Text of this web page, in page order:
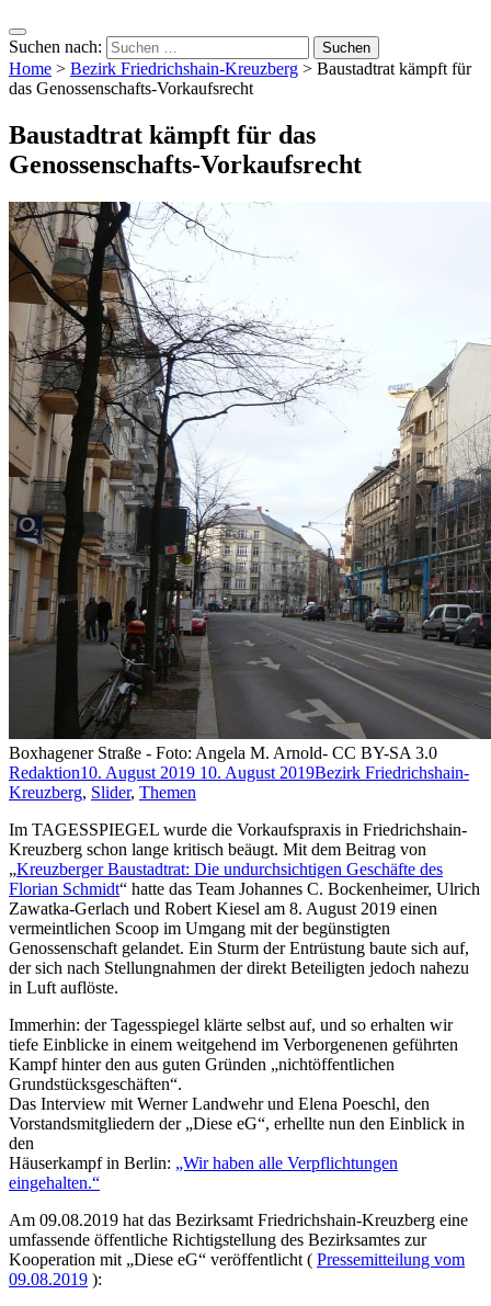
Suchen nach:
Home > Bezirk Friedrichshain-Kreuzberg > Baustadtrat kämpft für
das Genossenschafts-Vorkaufsrecht
Baustadtrat kämpft für das
Genossenschafts-Vorkaufsrecht
Boxhagener Straße - Foto: Angela M. Arnold- CC BY-SA 3.0
Redaktion10. August 2019 10. August 2019Bezirk Friedrichshain-
Kreuzberg, Slider, Themen
Im TAGESSPIEGEL wurde die Vorkaufspraxis in Friedrichshain-
Kreuzberg schon lange kritisch beäugt. Mit dem Beitrag von
„Kreuzberger Baustadtrat: Die undurchsichtigen Geschäfte des
Florian Schmidt“ hatte das Team Johannes C. Bockenheimer, Ulrich
Zawatka-Gerlach und Robert Kiesel am 8. August 2019 einen
vermeintlichen Scoop im Umgang mit der begünstigten
Genossenschaft gelandet. Ein Sturm der Entrüstung baute sich auf,
der sich nach Stellungnahmen der direkt Beteiligten jedoch nahezu
in Luft auflöste.
Immerhin: der Tagesspiegel klärte selbst auf, und so erhalten wir
tiefe Einblicke in einem weitgehend im Verborgenenen geführten
Kampf hinter den aus guten Gründen „nichtöffentlichen
Grundstücksgeschäften“.
Das Interview mit Werner Landwehr und Elena Poeschl, den
Vorstandsmitgliedern der „Diese eG“, erhellte nun den Einblick in
den
Häuserkampf in Berlin: „Wir haben alle Verpflichtungen
eingehalten.“
Am 09.08.2019 hat das Bezirksamt Friedrichshain-Kreuzberg eine
umfassende öffentliche Richtigstellung des Bezirksamtes zur
Kooperation mit „Diese eG“ veröffentlicht ( Pressemitteilung vom
09.08.2019 ):